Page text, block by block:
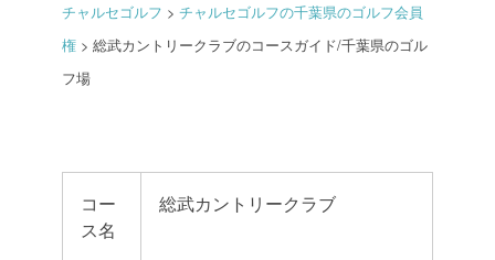
チャルセゴルフ > チャルセゴルフの千葉県のゴルフ会員
権 > 総武カントリークラブのコースガイド/千葉県のゴル
フ場
コー
ス名
総武カントリークラブ